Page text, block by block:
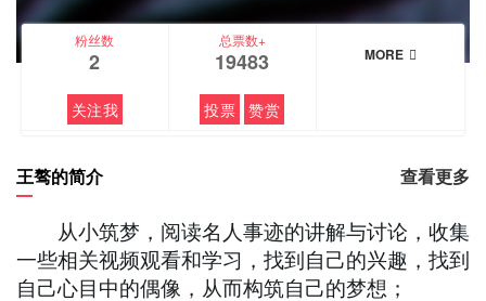
粉丝数
2
关注我
总票数+
19483
投票 赞赏
MORE
王骜的简介 查看更多
从小筑梦，阅读名人事迹的讲解与讨论，收集
一些相关视频观看和学习，找到自己的兴趣，找到
自己心目中的偶像，从而构筑自己的梦想；